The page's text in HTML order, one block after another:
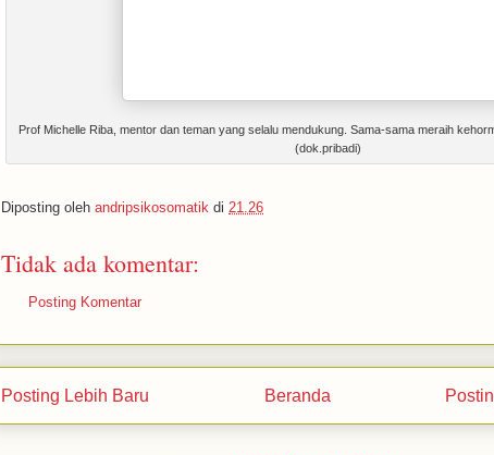
Prof Michelle Riba, mentor dan teman yang selalu mendukung. Sama-sama meraih
(dok.pribadi)
Diposting oleh andripsikosomatik di 21.26
Tidak ada komentar:
Posting Komentar
Posting Lebih Baru Beranda